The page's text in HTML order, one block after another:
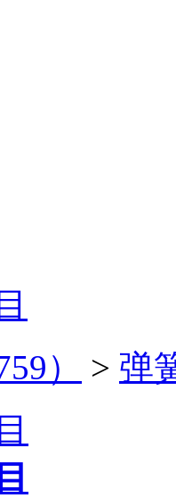
）
> 弹